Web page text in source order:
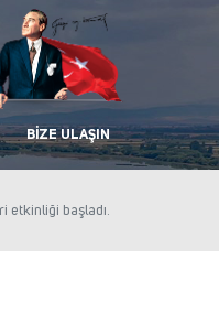
BIZE ULAŞIN
etkinliği başladı.